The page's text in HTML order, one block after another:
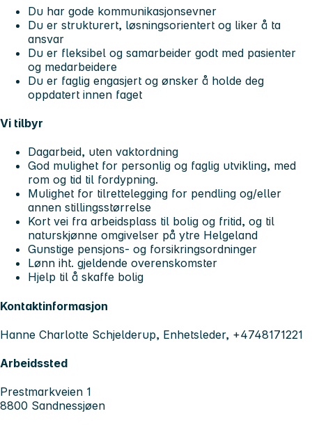
Du har gode kommunikasjonsevner
Du er strukturert, løsningsorientert og liker å ta
ansvar
Du er fleksibel og samarbeider godt med pasienter
og medarbeidere
Du er faglig engasjert og ønsker å holde deg
oppdatert innen faget
Vi tilbyr
Dagarbeid, uten vaktordning
God mulighet for personlig og faglig utvikling, med
rom og tid til fordypning.
Mulighet for tilrettelegging for pendling og/eller
annen stillingsstørrelse
Kort vei fra arbeidsplass til bolig og fritid, og til
naturskjønne omgivelser på ytre Helgeland
Gunstige pensjons- og forsikringsordninger
Lønn iht. gjeldende overenskomster
Hjelp til å skaffe bolig
Kontaktinformasjon
Hanne Charlotte Schjelderup, Enhetsleder, +4748171221
Arbeidssted
Prestmarkveien 1
8800 Sandnessjøen